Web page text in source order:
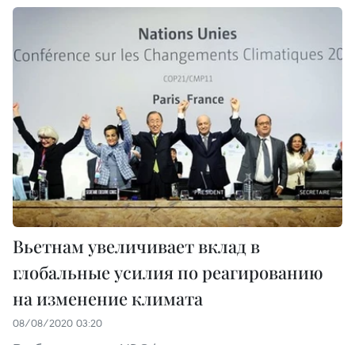
Вьетнам увеличивает вклад в
глобальные усилия по реагированию
на изменение климата
08/08/2020 03:20